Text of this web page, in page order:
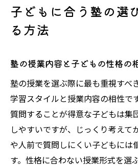
子どもに合う塾の選
る方法
塾の授業内容と子どもの性格の
塾の授業を選ぶ際に最も重視すべ
学習スタイルと授業内容の相性で
質問することが得意な子どもは集
しやすいですが、じっくり考えて
や人前で質問しにくい子どもには
す。性格に合わない授業形式を選